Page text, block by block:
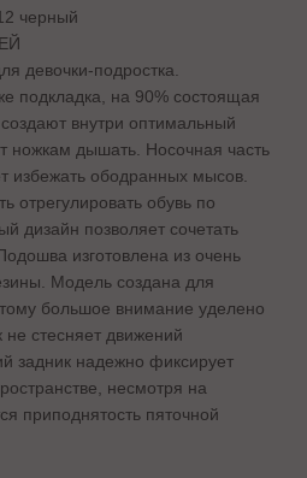
черный
девочки-подростка.
подкладка, на 90% состоящая
внутри оптимальный
ножкам дышать. Носочная часть
избежать ободранных мысов.
отрегулировать обувь по
дизайн позволяет сочетать
изготовлена из очень
Модель создана для
большое внимание уделено
не стесняет движений
задник надежно фиксирует
несмотря на
приподнятость пяточной